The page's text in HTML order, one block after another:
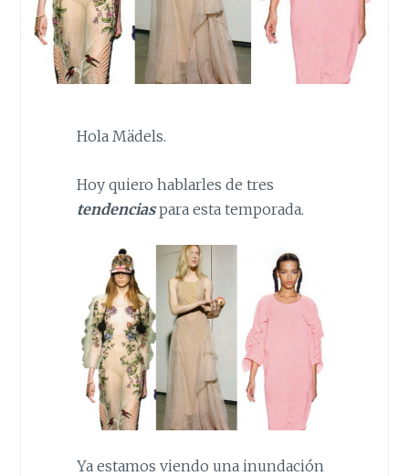
Hola Mädels.
Hoy quiero hablarles de tres
tendenciaspara esta temporada.
Ya estamos viendo una inundación